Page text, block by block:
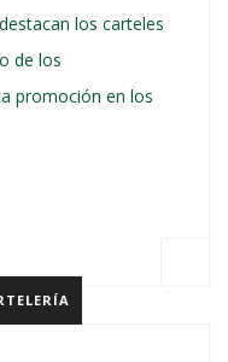
los carteles
de los
promoción en los